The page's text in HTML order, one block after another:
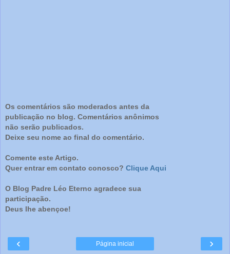
Os comentários são moderados antes da
publicação no blog. Comentários anônimos
não serão publicados.
Deixe seu nome ao final do comentário.
Comente este Artigo.
Quer entrar em contato conosco? Clique Aqui
O Blog Padre Léo Eterno agradece sua
participação.
Deus lhe abençoe!
‹ ›
Página inicial